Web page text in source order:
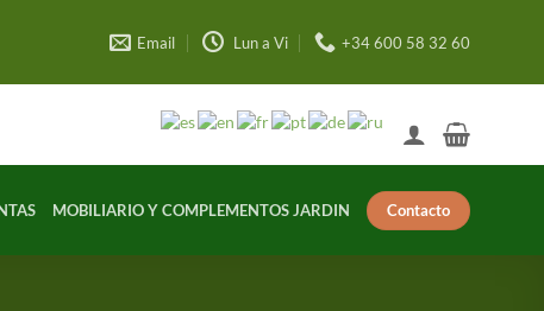
Email Lun a Vi +34 600 58 32 60
MOBILIARIO Y COMPLEMENTOS JARDIN Contacto